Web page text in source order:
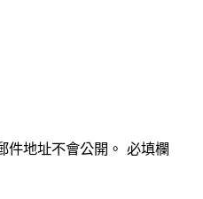
件地址不會公開。 必填欄